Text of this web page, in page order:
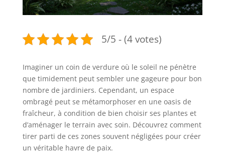
5/5 - (4 votes)
Imaginer un coin de verdure où le soleil ne pénètre
que timidement peut sembler une gageure pour bon
nombre de jardiniers. Cependant, un espace
ombragé peut se métamorphoser en une oasis de
fraîcheur, à condition de bien choisir ses plantes et
d’aménager le terrain avec soin. Découvrez comment
tirer parti de ces zones souvent négligées pour créer
un véritable havre de paix.